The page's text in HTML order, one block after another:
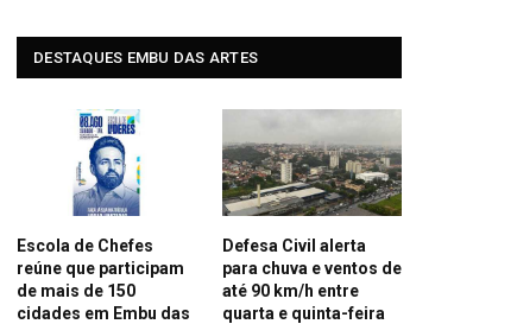
DESTAQUES EMBU DAS ARTES
Escola de Chefes
reúne que participam
de mais de 150
cidades em Embu das
Defesa Civil alerta
para chuva e ventos de
até 90 km/h entre
quarta e quinta-feira